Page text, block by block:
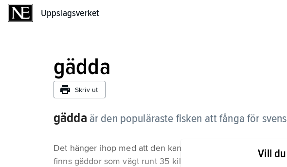
Uppslagsverket
gädda
Skriv ut
gädda är den populäraste fisken att fånga för
Det hänger ihop med att den kan bli stor och att den bjuder
finns gäddor som vägt runt 35 kilo och varit nästan 2 meter
Vill